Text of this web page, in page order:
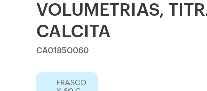
VOLUMETRIAS,
CALCITA
CA01850060
FRASCO